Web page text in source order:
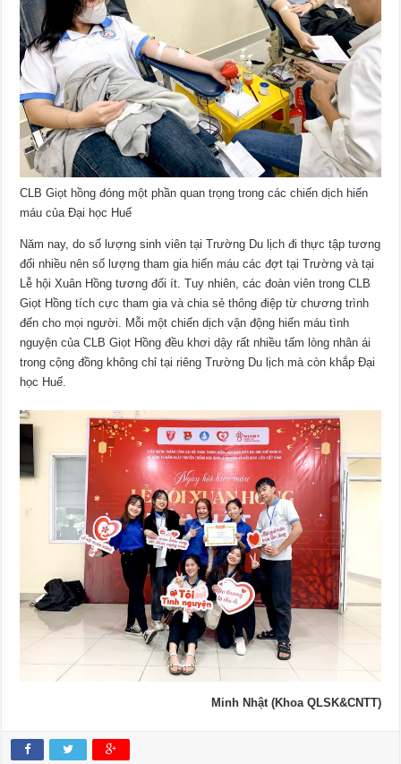
CLB Giọt hồng đóng một phần quan trọng trong các chiến dịch hiến
máu của Đại học Huế
Năm nay, do số lượng sinh viên tại Trường Du lịch đi thực tập tương
đối nhiều nên số lượng tham gia hiến máu các đợt tại Trường và tại
Lễ hội Xuân Hồng tương đối ít. Tuy nhiên, các đoàn viên trong CLB
Giọt Hồng tích cực tham gia và chia sẻ thông điệp từ chương trình
đến cho mọi người. Mỗi một chiến dịch vận động hiến máu tình
nguyện của CLB Giọt Hồng đều khơi dậy rất nhiều tấm lòng nhân ái
trong cộng đồng không chỉ tại riêng Trường Du lịch mà còn khắp Đại
học Huế.
Minh Nhật (Khoa QLSK&CNTT)